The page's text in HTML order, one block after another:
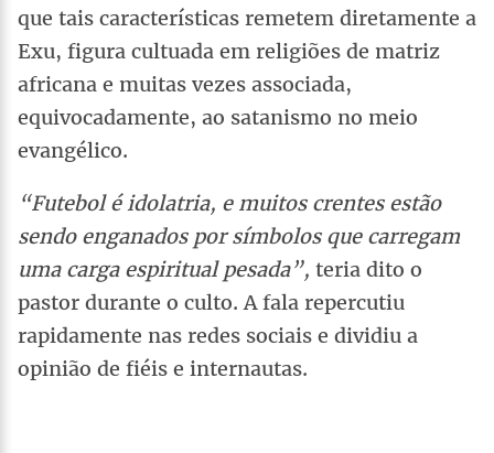
que tais características remetem diretamente a
Exu, figura cultuada em religiões de matriz
africana e muitas vezes associada,
equivocadamente, ao satanismo no meio
evangélico.
“Futebol é idolatria, e muitos crentes estão
sendo enganados por símbolos que carregam
uma carga espiritual pesada”, teria dito o
pastor durante o culto. A fala repercutiu
rapidamente nas redes sociais e dividiu a
opinião de fiéis e internautas.